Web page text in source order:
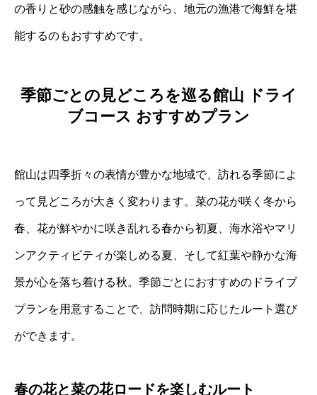
の香りと砂の感触を感じながら、地元の漁港で海鮮を堪
能するのもおすすめです。
季節ごとの見どころを巡る館山 ドライ
ブコース おすすめプラン
館山は四季折々の表情が豊かな地域で、訪れる季節によ
って見どころが大きく変わります。菜の花が咲く冬から
春、花が鮮やかに咲き乱れる春から初夏、海水浴やマリ
ンアクティビティが楽しめる夏、そして紅葉や静かな海
景が心を落ち着ける秋。季節ごとにおすすめのドライブ
プランを用意することで、訪問時期に応じたルート選び
ができます。
春の花と菜の花ロードを楽しむルート